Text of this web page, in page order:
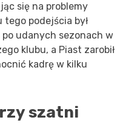
się na problemy
tego podejścia był
po udanych sezonach w
klubu, a Piast zarobił
kadrę w kilku
szatni